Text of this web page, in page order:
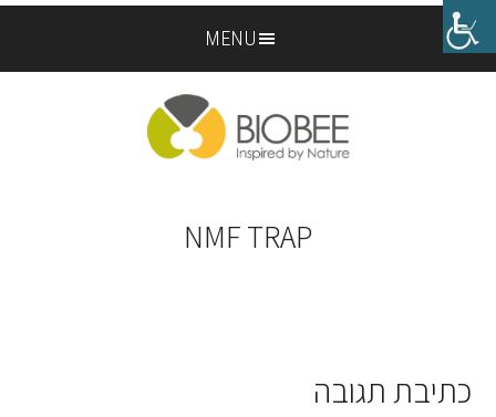
Skip
to
Skip
to
MENU
NMF TRAP
Reader
כתיבת תגובה